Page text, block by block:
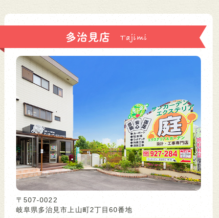
多治見店
〒507-0022
岐阜県多治見市上山町2丁目60番地